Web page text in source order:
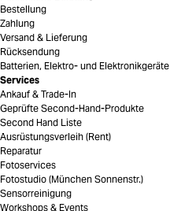
Bestellung
Zahlung
Versand & Lieferung
Rücksendung
Batterien, Elektro- und Elektronikgeräte
Services
Ankauf & Trade-In
Geprüfte Second-Hand-Produkte
Second Hand Liste
Ausrüstungsverleih (Rent)
Reparatur
Fotoservices
Fotostudio (München Sonnenstr.)
Sensorreinigung
Workshops & Events